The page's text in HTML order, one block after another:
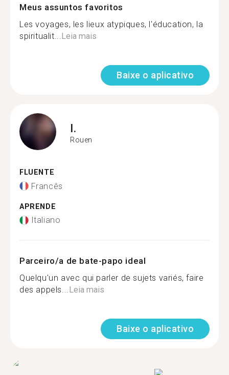
Meus assuntos favoritos
Les voyages, les lieux atypiques, l'éducation, la
spiritualit...Leia mais
Baixe o aplicativo
I.
Rouen
FLUENTE
Francês
APRENDE
Italiano
Parceiro/a de bate-papo ideal
Quelqu'un avec qui parler de sujets variés, faire
des appels...Leia mais
Baixe o aplicativo